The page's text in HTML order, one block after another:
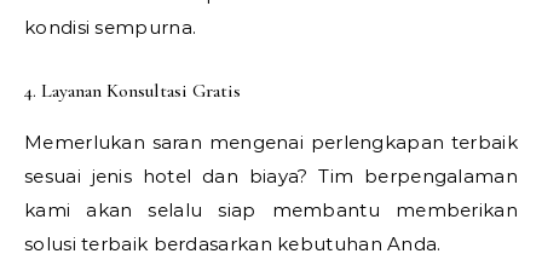
kondisi sempurna.
4. Layanan Konsultasi Gratis
Memerlukan saran mengenai perlengkapan terbaik
sesuai jenis hotel dan biaya? Tim berpengalaman
kami akan selalu siap membantu memberikan
solusi terbaik berdasarkan kebutuhan Anda.